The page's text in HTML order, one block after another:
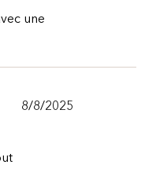
une
8/8/2025